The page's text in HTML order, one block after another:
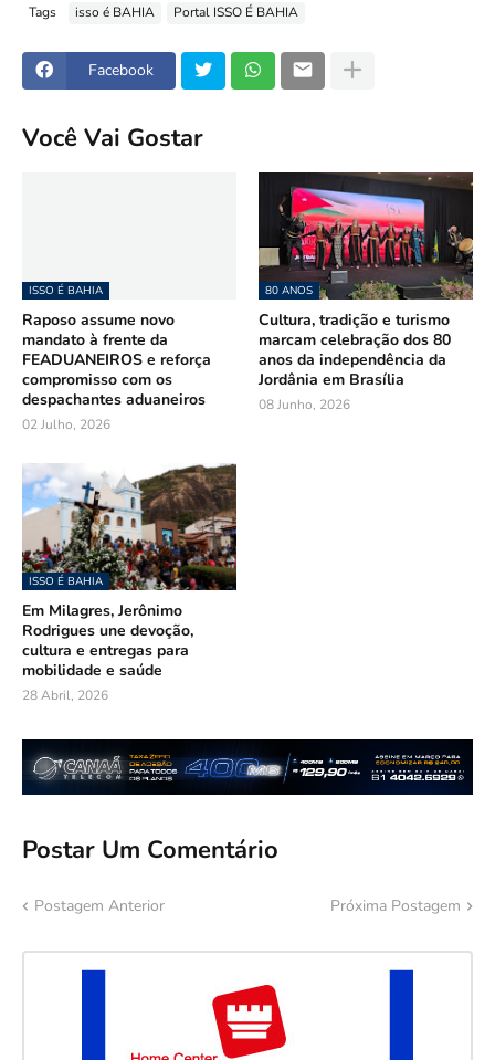
Tags isso é BAHIA Portal ISSO É BAHIA
Facebook
Você Vai Gostar
ISSO É BAHIA
Raposo assume novo
mandato à frente da
FEADUANEIROS e reforça
compromisso com os
despachantes aduaneiros
02 Julho, 2026
80 ANOS
Cultura, tradição e turismo
marcam celebração dos 80
anos da independência da
Jordânia em Brasília
08 Junho, 2026
ISSO É BAHIA
Em Milagres, Jerônimo
Rodrigues une devoção,
cultura e entregas para
mobilidade e saúde
28 Abril, 2026
Postar Um Comentário
Postagem Anterior Próxima Postagem